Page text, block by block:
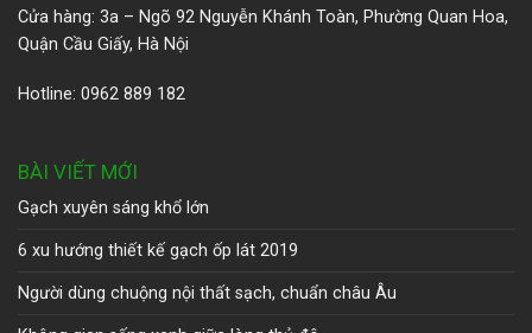
Cửa hàng: 3a – Ngõ 92 Nguyễn Khánh Toàn, Phường Quan Hoa,
Quận Cầu Giấy, Hà Nội
Hotline: 0962 889 182
BÀI VIẾT MỚI
Gạch xuyên sáng khổ lớn
6 xu hướng thiết kế gạch ốp lát 2019
Người dùng chuộng nội thất sạch, chuẩn châu Âu